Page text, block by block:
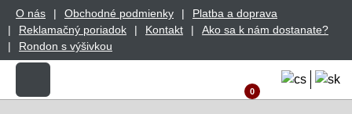
O nás Obchodné podmienky
Platba a doprava
Reklamačný poriadok
Kontakt
Ako sa k nám dostanate?
Rondon s výšivkou
0